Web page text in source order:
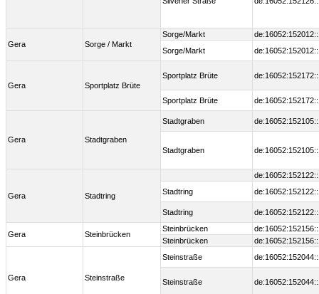
Gera Sorge / Markt
Sorge/Markt
Sorge/Markt
Gera Sportplatz Brüte
Sportplatz Brüte
Sportplatz Brüte
Gera Stadtgraben
Stadtgraben
Stadtgraben
Gera Stadtring
Stadtring
Stadtring
Gera Steinbrücken
Steinbrücken
Steinbrücken
Gera Steinstraße
Steinstraße
Steinstraße